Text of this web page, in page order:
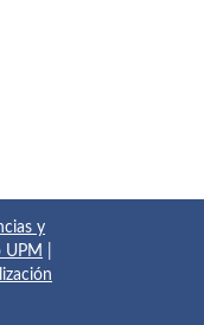
y
UPM